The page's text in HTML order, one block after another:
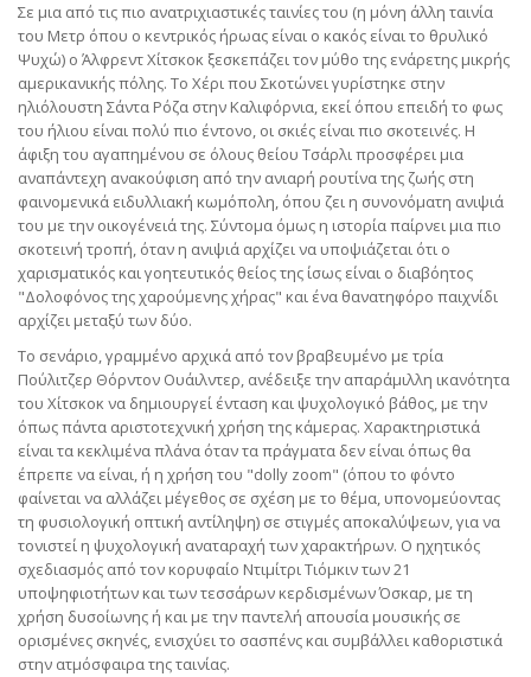
Σε μια από τις πιο ανατριχιαστικές ταινίες του (η μόνη άλλη ταινία
του Μετρ όπου ο κεντρικός ήρωας είναι ο κακός είναι το θρυλικό
Ψυχώ) ο Άλφρεντ Χίτσκοκ ξεσκεπάζει τον μύθο της ενάρετης μικρής
αμερικανικής πόλης. Το Χέρι που Σκοτώνει γυρίστηκε στην
ηλιόλουστη Σάντα Ρόζα στην Καλιφόρνια, εκεί όπου επειδή το φως
του ήλιου είναι πολύ πιο έντονο, οι σκιές είναι πιο σκοτεινές. Η
άφιξη του αγαπημένου σε όλους θείου Τσάρλι προσφέρει μια
αναπάντεχη ανακούφιση από την ανιαρή ρουτίνα της ζωής στη
φαινομενικά ειδυλλιακή κωμόπολη, όπου ζει η συνονόματη ανιψιά
του με την οικογένειά της. Σύντομα όμως η ιστορία παίρνει μια πιο
σκοτεινή τροπή, όταν η ανιψιά αρχίζει να υποψιάζεται ότι ο
χαρισματικός και γοητευτικός θείος της ίσως είναι ο διαβόητος
"Δολοφόνος της χαρούμενης χήρας" και ένα θανατηφόρο παιχνίδι
αρχίζει μεταξύ των δύο.
Το σενάριο, γραμμένο αρχικά από τον βραβευμένο με τρία
Πούλιτζερ Θόρντον Ουάιλντερ, ανέδειξε την απαράμιλλη ικανότητα
του Χίτσκοκ να δημιουργεί ένταση και ψυχολογικό βάθος, με την
όπως πάντα αριστοτεχνική χρήση της κάμερας. Χαρακτηριστικά
είναι τα κεκλιμένα πλάνα όταν τα πράγματα δεν είναι όπως θα
έπρεπε να είναι, ή η χρήση του "dolly zoom" (όπου το φόντο
φαίνεται να αλλάζει μέγεθος σε σχέση με το θέμα, υπονομεύοντας
τη φυσιολογική οπτική αντίληψη) σε στιγμές αποκαλύψεων, για να
τονιστεί η ψυχολογική αναταραχή των χαρακτήρων. Ο ηχητικός
σχεδιασμός από τον κορυφαίο Ντιμίτρι Τιόμκιν των 21
υποψηφιοτήτων και των τεσσάρων κερδισμένων Όσκαρ, με τη
χρήση δυσοίωνης ή και με την παντελή απουσία μουσικής σε
ορισμένες σκηνές, ενισχύει το σασπένς και συμβάλλει καθοριστικά
στην ατμόσφαιρα της ταινίας.